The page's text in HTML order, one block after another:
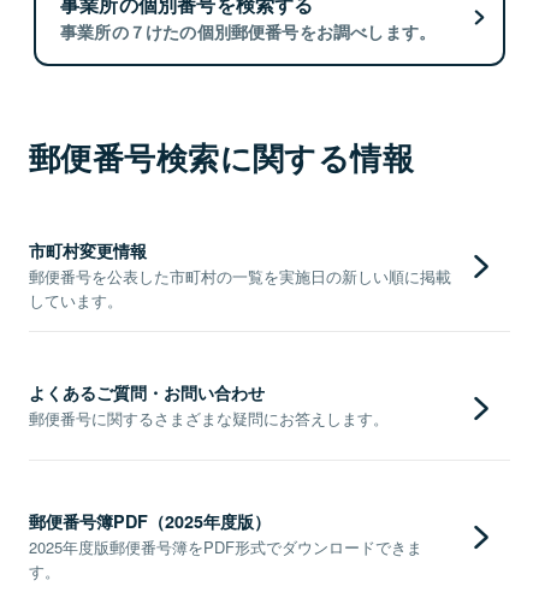
事業所の７けたの個別郵便番号をお調べします。
郵便番号検索に関する情報
市町村変更情報
郵便番号を公表した市町村の一覧を実施日の新しい順に掲載
しています。
よくあるご質問・お問い合わせ
郵便番号に関するさまざまな疑問にお答えします。
郵便番号簿PDF（2025年度版）
2025年度版郵便番号簿をPDF形式でダウンロードできま
す。